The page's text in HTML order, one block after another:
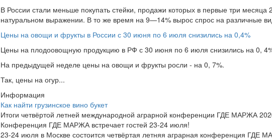
В России стали меньше покупать стейки, продажи которых в первые три месяца
натуральном выражении. В то же время на 9—14% вырос спрос на различные
Цены на овощи и фрукты в России с 30 июня по 6 июля снизились на 0,4%
Цены на плодоовощную продукцию в РФ с 30 июня по 6 июля снизились на 0,
На предыдущей неделе цены на овощи и фрукты росли - на 0, 7%.
Так, цены на огур...
Информация
Как найти грузинское вино букет
Итоги четвёртой летней международной аграрной конференции ГДЕ МАРЖА
Конференция ГДЕ МАРЖА встречает гостей 23-24 июля!
23-24 июля в Москве состоится четвёртая летняя аграрная конференция ГДЕ